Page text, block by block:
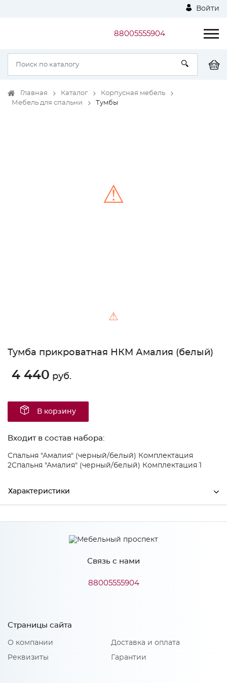
Войти
88005555904
Главная Каталог
Корпусная мебель
Мебель для спальни
Тумбы
⚠
⚠
Тумба прикроватная НКМ Амалия (белый)
4 440 руб.
В корзину
Входит в состав набора:
Спальня "Амалия" (черный/белый) Комплектация
2Спальня "Амалия" (черный/белый) Комплектация 1
Характеристики
Ширина 480
348
330
Росток
Материал
Связь с нами
88005555904
Страницы сайта
О компании
Реквизиты
Доставка и оплата
Гарантии